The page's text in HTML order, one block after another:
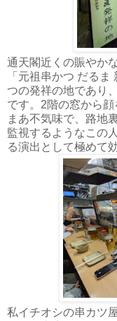
通天閣近くの賑やか
「元祖串かつ だる
つの発祥の地であり
です。2階の窓から
まあ不気味で、路地
監視するようなこの
る演出として極めて
私イチオシの串カツ